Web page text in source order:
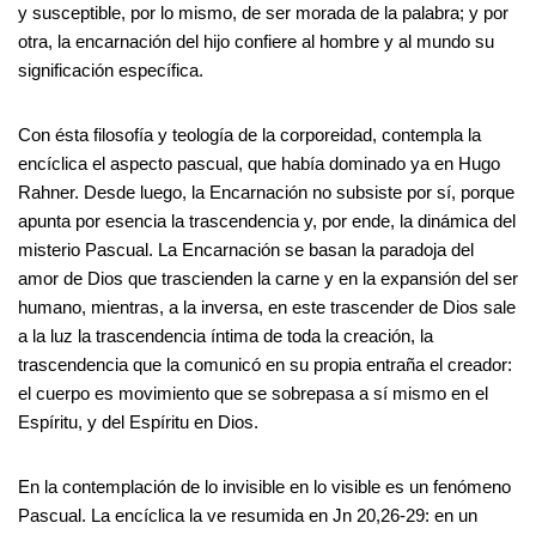
y susceptible, por lo mismo, de ser morada de la palabra; y por
otra, la encarnación del hijo confiere al hombre y al mundo su
significación específica.
Con ésta filosofía y teología de la corporeidad, contempla la
encíclica el aspecto pascual, que había dominado ya en Hugo
Rahner. Desde luego, la Encarnación no subsiste por sí, porque
apunta por esencia la trascendencia y, por ende, la dinámica del
misterio Pascual. La Encarnación se basan la paradoja del
amor de Dios que trascienden la carne y en la expansión del ser
humano, mientras, a la inversa, en este trascender de Dios sale
a la luz la trascendencia íntima de toda la creación, la
trascendencia que la comunicó en su propia entraña el creador:
el cuerpo es movimiento que se sobrepasa a sí mismo en el
Espíritu, y del Espíritu en Dios.
En la contemplación de lo invisible en lo visible es un fenómeno
Pascual. La encíclica la ve resumida en Jn 20,26-29: en un